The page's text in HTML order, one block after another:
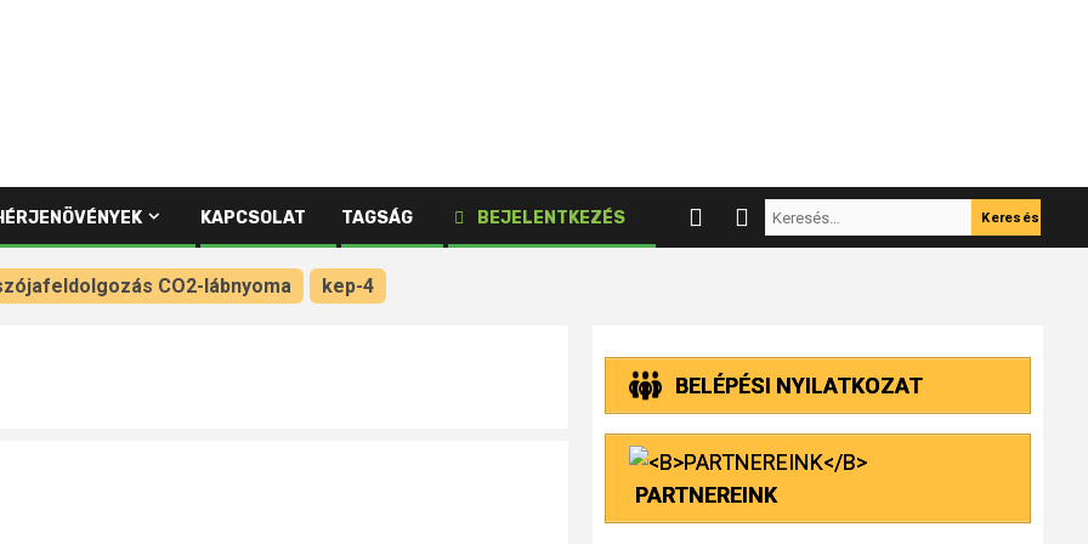
KAPCSOLAT TAGSÁG BEJELENTKEZÉS
Keresés:
CO2-lábnyoma kep-4
BELÉPÉSI NYILATKOZAT
PARTNEREINK